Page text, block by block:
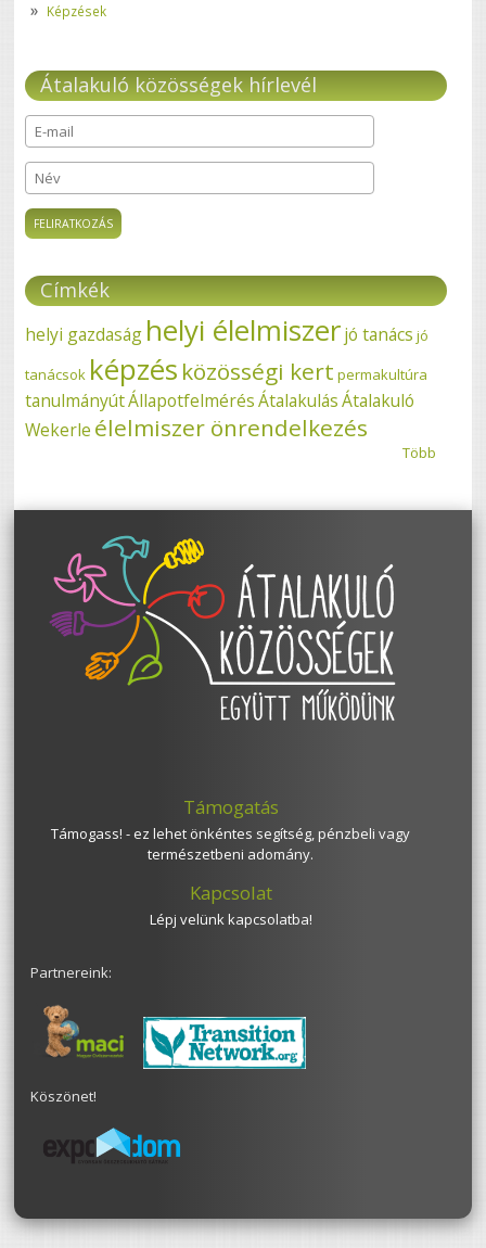
Képzések
Átalakuló közösségek hírlevél
E-mail*
Név
Címkék
helyi gazdaság helyi élelmiszerjó tanács jó
tanácsok képzés közösségi kert permakultúra
tanulmányútÁllapotfelmérés Átalakulás Átalakuló
Wekerle élelmiszer önrendelkezés
Több
Támogatás
Támogass! - ez lehet önkéntes segítség, pénzbeli vagy
természetbeni adomány.
Kapcsolat
Lépj velünk kapcsolatba!
Partnereink:
Köszönet!